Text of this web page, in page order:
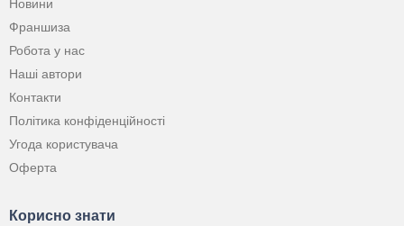
Новини
Франшиза
Робота у нас
Наші автори
Контакти
Політика конфіденційності
Угода користувача
Оферта
Корисно знати